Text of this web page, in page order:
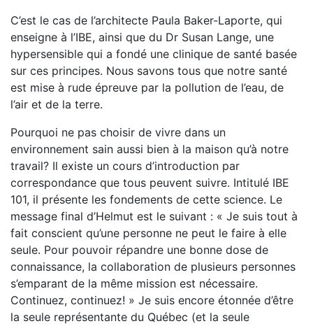
C’est le cas de l’architecte Paula Baker-Laporte, qui
enseigne à l’IBE, ainsi que du Dr Susan Lange, une
hypersensible qui a fondé une clinique de santé basée
sur ces principes. Nous savons tous que notre santé
est mise à rude épreuve par la pollution de l’eau, de
l’air et de la terre.
Pourquoi ne pas choisir de vivre dans un
environnement sain aussi bien à la maison qu’à notre
travail? Il existe un cours d’introduction par
correspondance que tous peuvent suivre. Intitulé IBE
101, il présente les fondements de cette science. Le
message final d’Helmut est le suivant : « Je suis tout à
fait conscient qu’une personne ne peut le faire à elle
seule. Pour pouvoir répandre une bonne dose de
connaissance, la collaboration de plusieurs personnes
s’emparant de la même mission est nécessaire.
Continuez, continuez! » Je suis encore étonnée d’être
la seule représentante du Québec (et la seule